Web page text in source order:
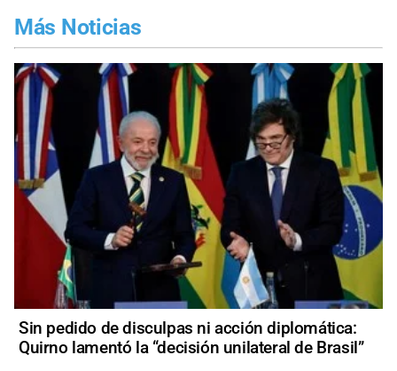
Más Noticias
Sin pedido de disculpas ni acción diplomática:
Quirno lamentó la “decisión unilateral de Brasil”